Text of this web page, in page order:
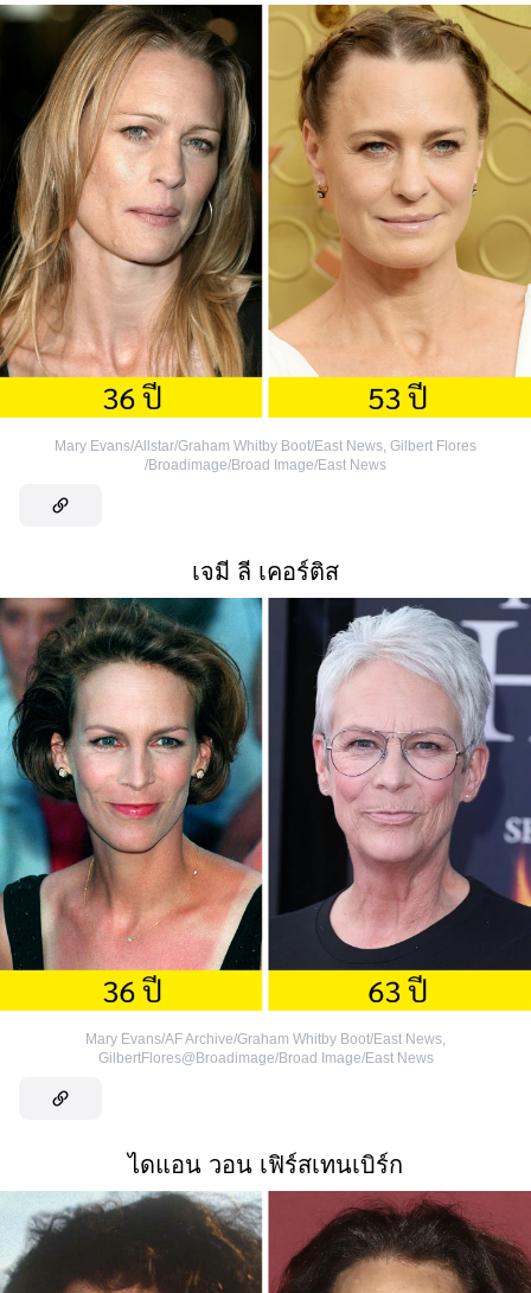
Mary Evans/Allstar/Graham Whitby Boot/East News, Gilbert Flores
/Broadimage/Broad Image/East News
เจมี ลี เคอร์ติส
Mary Evans/AF Archive/Graham Whitby Boot/East News,
GilbertFlores@Broadimage/Broad Image/East News
ไดแอน วอน เฟิร์สเทนเบิร์ก